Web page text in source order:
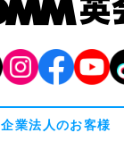
企業法人のお客様